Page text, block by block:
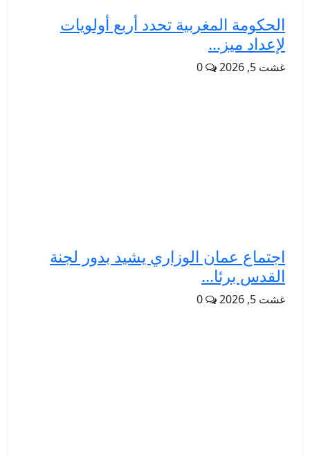
الحكومة المغربية تحدد أربع أولويات
لإعداد ميز...
غشت 5, 2026 0
اجتماع عمان الوزاري يشيد بدور لجنة
القدس برئا...
غشت 5, 2026 0